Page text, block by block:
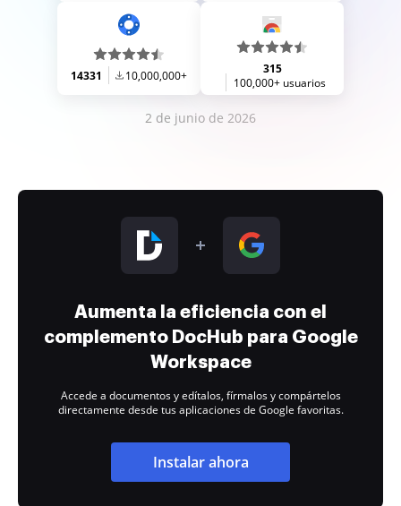
14331 10,000,000+
315
100,000+ usuarios
2 de junio de 2026
Aumenta la eficiencia con el
complemento DocHub para Google
Workspace
Accede a documentos y edítalos, fírmalos y compártelos
directamente desde tus aplicaciones de Google favoritas.
Instalar ahora